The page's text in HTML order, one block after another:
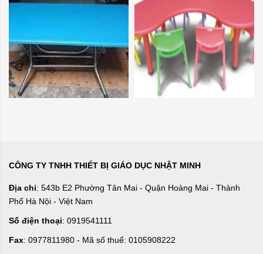
CÔNG TY TNHH THIẾT BỊ GIÁO DỤC NHẬT MINH
Địa chỉ: 543b E2 Phường Tân Mai - Quận Hoàng Mai - Thành
Phố Hà Nội - Việt Nam
Số điện thoại: 0919541111
Fax: 0977811980 - Mã số thuế: 0105908222